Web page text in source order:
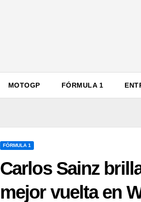
MOTOGP FÓRMULA 1
FÓRMULA 1
Carlos Sainz
mejor vuelta en